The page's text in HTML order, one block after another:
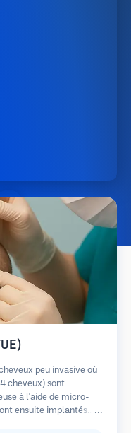
peu invasive où
cheveux) sont
à l'aide de micro-
ensuite implantés